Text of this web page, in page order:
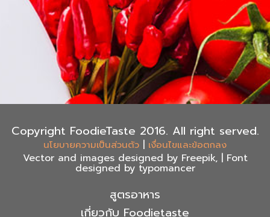
Copyright FoodieTaste 2016. All right served.
นโยบายความเป็นส่วนตัว | เงื่อนไขและข้อตกลง
Vector and images designed by Freepik, | Font
designed by typomancer
สูตรอาหาร
เกี่ยวกับ Foodietaste